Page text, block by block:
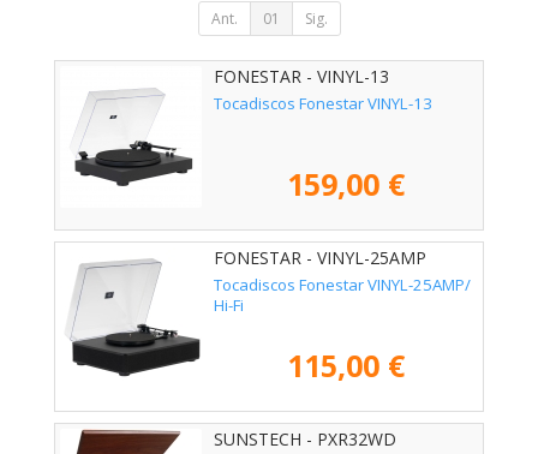
Ant. 01 Sig.
FONESTAR - VINYL-13
Tocadiscos Fonestar VINYL-13
159,00 €
FONESTAR - VINYL-25AMP
Tocadiscos Fonestar VINYL-25AMP/
Hi-Fi
115,00 €
SUNSTECH - PXR32WD